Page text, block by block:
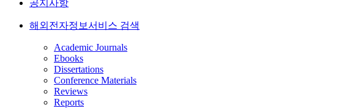
공지사항
해외전자정보서비스 검색
Academic Journals
Ebooks
Dissertations
Conference Materials
Reviews
Reports